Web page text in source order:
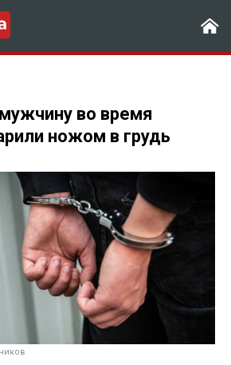
во время
ножом в грудь